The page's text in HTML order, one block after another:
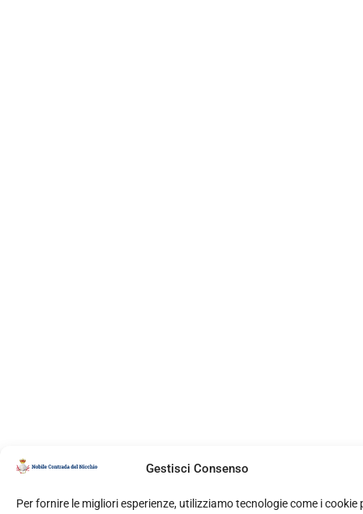
Gestisci Consenso
Per fornire le migliori esperienze, utilizziamo tecnologie come i cookie